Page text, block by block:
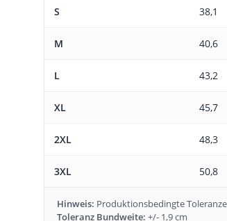
S 38,1
M 40,6
L 43,2
XL 45,7
2XL 48,3
3XL 50,8
Hinweis: Produktionsbedingte
Toleranz Bundweite: +/- 1,9 cm